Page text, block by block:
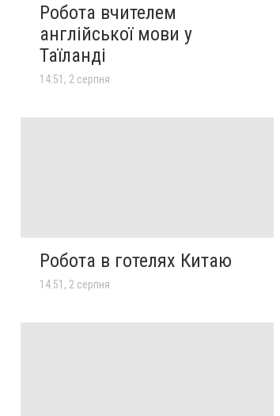
Робота вчителем
англійської мови у
Таїланді
14:51, 2 серпня
Робота в готелях Китаю
14:51, 2 серпня